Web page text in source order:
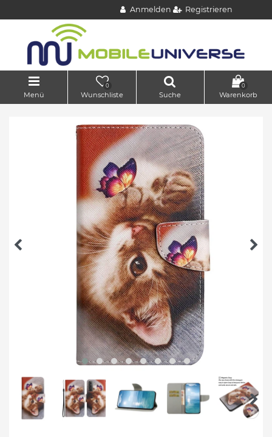
Anmelden Registrieren
Menü
0
Wunschliste Suche
0
Warenkorb